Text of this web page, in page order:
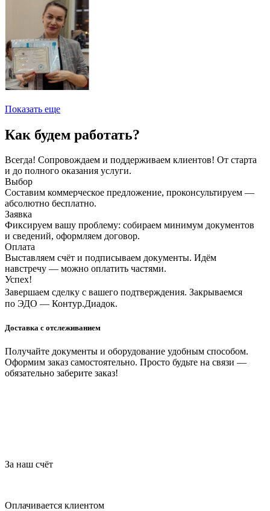
Показать еще
Как будем работать?
Всегда! Сопровождаем и поддерживаем клиентов! От старта
и до полного оказания услуги.
Выбор
Составим коммерческое предложение, проконсультируем —
абсолютно бесплатно.
Заявка
Фиксируем вашу проблему: собираем минимум документов
и сведений, оформляем договор.
Оплата
Выставляем счёт и подписываем документы. Идём
навстречу — можно оплатить частями.
Успех!
Завершаем сделку с вашего подтверждения. Закрываемся
по ЭДО — Контур.Диадок.
Доставка с отслеживанием
Получайте документы и оборудование удобным способом.
Оформим заказ самостоятельно. Просто будьте на связи —
обязательно заберите заказ!
За наш счёт
Оплачивается клиентом